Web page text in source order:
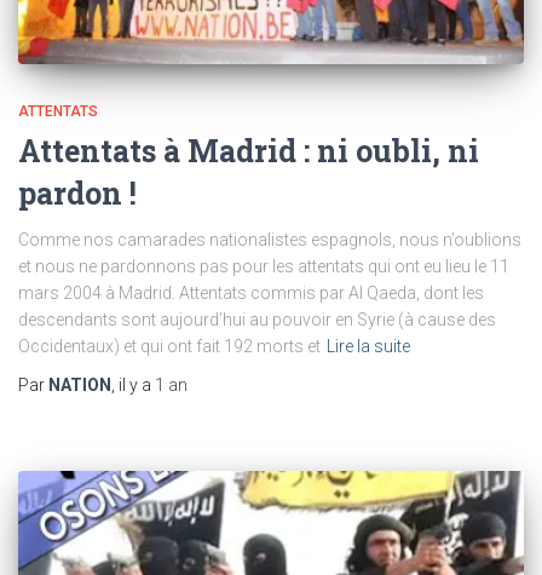
ATTENTATS
Attentats à Madrid : ni oubli, ni
pardon !
Comme nos camarades nationalistes espagnols, nous n’oublions
et nous ne pardonnons pas pour les attentats qui ont eu lieu le 11
mars 2004 à Madrid. Attentats commis par Al Qaeda, dont les
descendants sont aujourd’hui au pouvoir en Syrie (à cause des
Occidentaux) et qui ont fait 192 morts et
Lire la suite
Par NATION , il y a 1 an